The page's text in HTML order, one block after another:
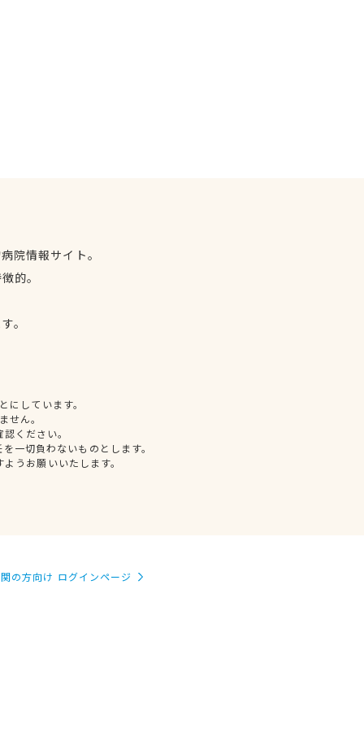
院情報サイト。
的。
。
しています。
せん。
ください。
一切負わないものとします。
うお願いいたします。
の方向け ログインページ